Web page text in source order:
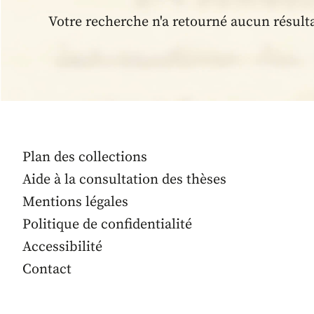
Votre recherche n'a retourné aucun
Plan des collections
Aide à la consultation des thèses
Mentions légales
Politique de confidentialité
Accessibilité
Contact